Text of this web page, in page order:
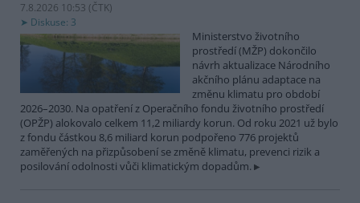
7.8.2026 10:53 (ČTK)
Diskuse: 3
Ministerstvo životního
prostředí (MŽP) dokončilo
návrh aktualizace Národního
akčního plánu adaptace na
změnu klimatu pro období
2026–2030. Na opatření z Operačního fondu životního prostředí
(OPŽP) alokovalo celkem 11,2 miliardy korun. Od roku 2021 už bylo
z fondu částkou 8,6 miliard korun podpořeno 776 projektů
zaměřených na přizpůsobení se změně klimatu, prevenci rizik a
posilování odolnosti vůči klimatickým dopadům.